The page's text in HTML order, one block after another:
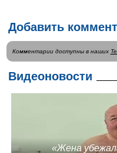
Добавить
Комментарии доступны в наших
Видеоновости
«Жена